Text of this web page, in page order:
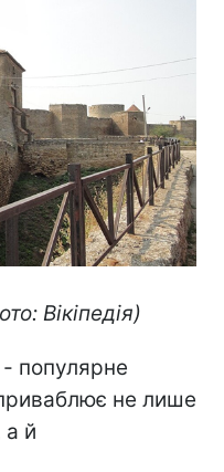
Вікіпедія)
популярне
не лише
а й